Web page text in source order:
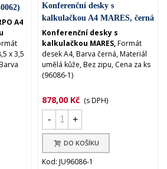
A4
x 3,5
Konferenční desky s
kalkulačkou A4 MARES, černá
Konferenční desky s
kalkulačkou MARES,Formát
desek A4, Barva černá, Materiál
umělá kůže, Bez zipu, Cena za ks
(96086-1)
878,00 Kč (s DPH)
-
+
DO KOŠÍKU
Kod: JU96086-1